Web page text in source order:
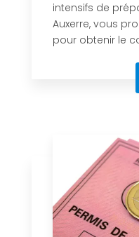
intensifs de
Auxerre, vous
pour obtenir le